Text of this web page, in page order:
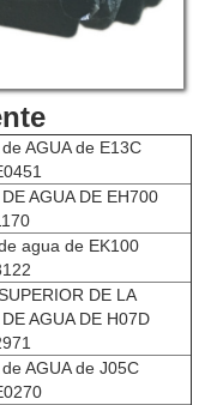
AGUA de E13C
AGUA DE EH700
agua de EK100
DE LA
AGUA DE H07D
AGUA de J05C